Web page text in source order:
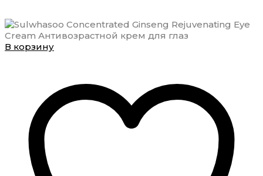
В корзину